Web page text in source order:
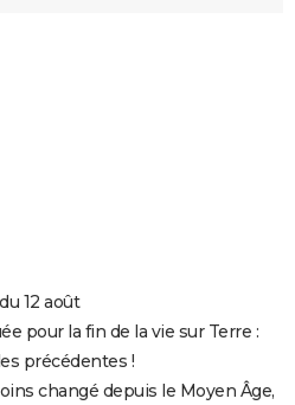
12 août
pour la fin de la vie sur Terre :
précédentes !
changé depuis le Moyen Âge,